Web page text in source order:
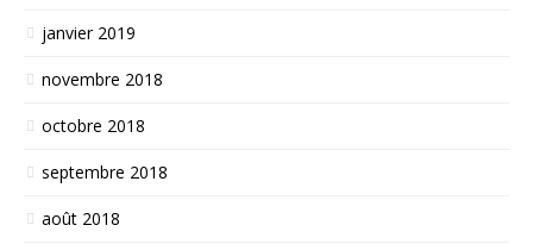
janvier 2019
novembre 2018
octobre 2018
septembre 2018
août 2018